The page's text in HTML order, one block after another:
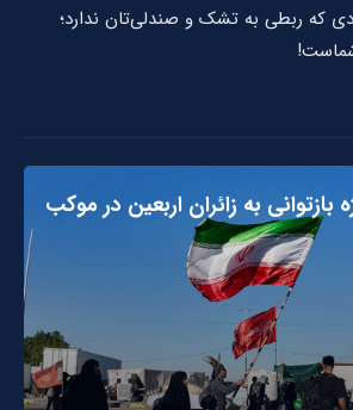
که ربطی به تشک و صندلی‌تان ندارد؛
بازتوانی به زائران اربعین در موکب